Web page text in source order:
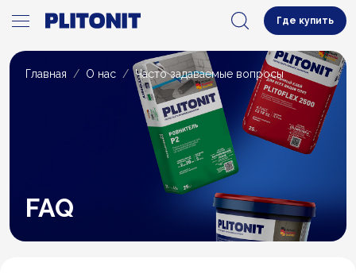
Где купить
Главная О нас Часто задаваемые вопросы
FAQ